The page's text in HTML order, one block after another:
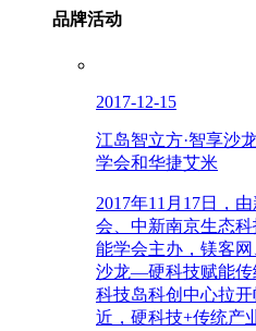
品牌活动
2017-12-15
江岛智立方·智享沙
学会和华捷艾米
2017年11月17日，
会、中新南京生态
能学会主办，镁客
沙龙—硬科技赋能传
科技岛科创中心拉
近，硬科技+传统产